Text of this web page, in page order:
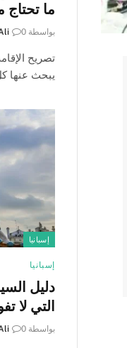
ما تحتاج
بواسطة 0
تصريح
يبحث عنها
إسبانيا
إسبانيا
دليل
التي لا
بواسطة 0